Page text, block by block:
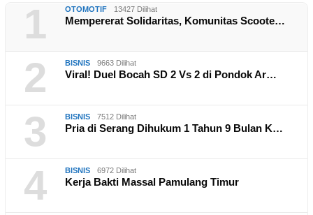
1 OTOMOTIF 13427 Dilihat
Mempererat Solidaritas, Komunitas Scoote…
2 BISNIS 9663 Dilihat
Viral! Duel Bocah SD 2 Vs 2 di Pondok Ar…
3 BISNIS 7512 Dilihat
Pria di Serang Dihukum 1 Tahun 9 Bulan K…
4 BISNIS 6972 Dilihat
Kerja Bakti Massal Pamulang Timur